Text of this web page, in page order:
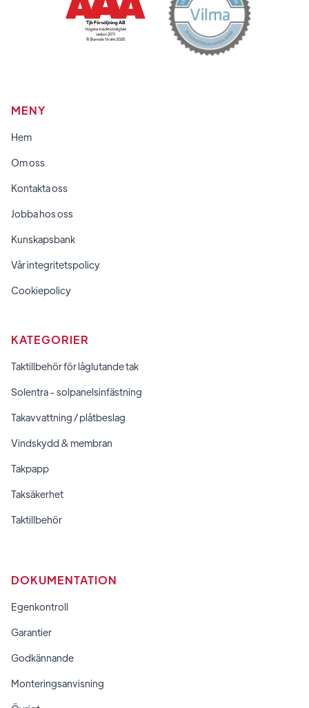
MENY
Hem
Om oss
Kontakta oss
Jobba hos oss
Kunskapsbank
Vår integritetspolicy
Cookiepolicy
KATEGORIER
Taktillbehör för låglutande tak
Solentra - solpanelsinfästning
Takavvattning / plåtbeslag
Vindskydd & membran
Takpapp
Taksäkerhet
Taktillbehör
DOKUMENTATION
Egenkontroll
Garantier
Godkännande
Monteringsanvisning